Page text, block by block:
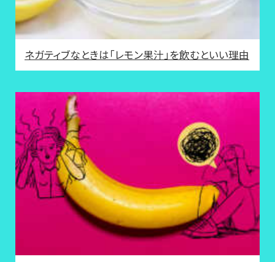
ネガティブなときは「レモン果汁」を飲むといい理由